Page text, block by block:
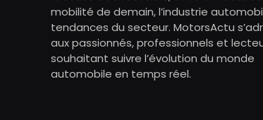
mobilité de demain, l’industrie
tendances du secteur. MotorsActu
aux passionnés, professionnels et
souhaitant suivre l’évolution du monde
automobile en temps réel.